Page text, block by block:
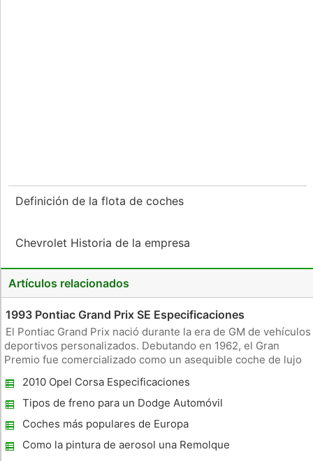
Definición de la flota de coches
Chevrolet Historia de la empresa
Artículos relacionados
1993 Pontiac Grand Prix SE Especificaciones
El Pontiac Grand Prix nació durante la era de GM de vehículos
deportivos personalizados. Debutando en 1962, el Gran
Premio fue comercializado como un asequible coche de lujo
próximos 40 años, pero siempre ha mantenido su aspecto
deportivo. En 199
2010 Opel Corsa Especificaciones
Tipos de freno para un Dodge Automóvil
1933
Coches más populares de Europa
Como la pintura de aerosol una Remolque